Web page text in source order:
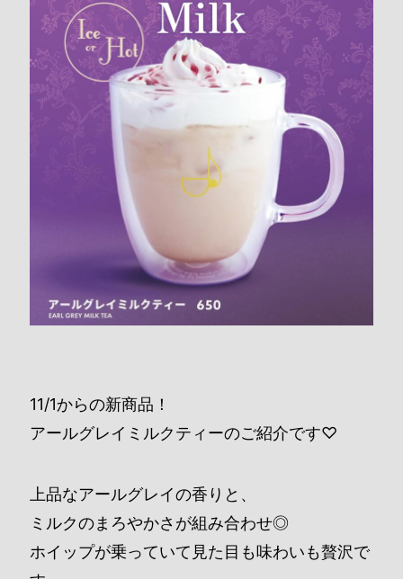
11/1からの新商品！
アールグレイミルクティーのご紹介です♡
上品なアールグレイの香りと、
ミルクのまろやかさが組み合わせ◎
ホイップが乗っていて見た目も味わいも贅沢で